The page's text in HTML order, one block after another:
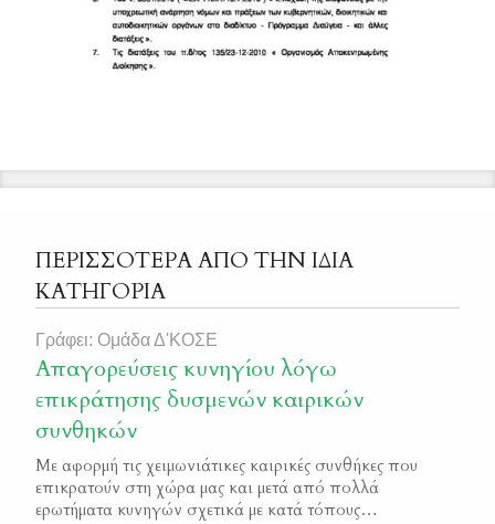
ΠΕΡΙΣΣΟΤΕΡΑ ΑΠΟ ΤΗΝ ΙΔΙΑ
ΚΑΤΗΓΟΡΙΑ
Γράφει: Ομάδα Δ'ΚΟΣΕ
Απαγορεύσεις κυνηγίου λόγω
επικράτησης δυσμενών καιρικών
συνθηκών
Με αφορμή τις χειμωνιάτικες καιρικές συνθήκες που
επικρατούν στη χώρα μας και μετά από πολλά
ερωτήματα κυνηγών σχετικά με κατά τόπους